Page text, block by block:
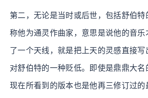
第二，无论是当时或后世，包括舒伯
称他为通灵作曲家，意思是说他的音
了一个天线，就是把上天的灵感直接写
对舒伯特的一种贬低。即使是鼎鼎大名
现在所看到的版本也是他再三修订过的